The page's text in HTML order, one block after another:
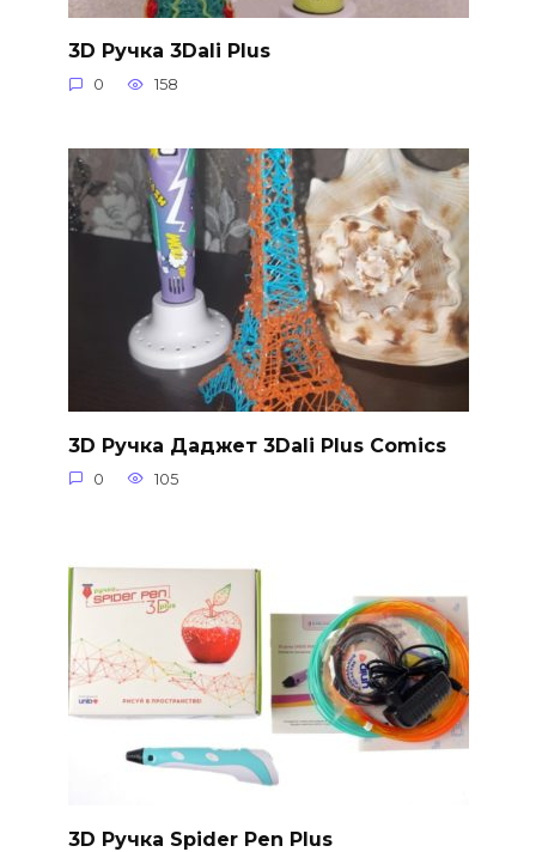
3D Ручка 3Dali Plus
0 158
3D Ручка Даджет 3Dali Plus Comics
0 105
3D Ручка Spider Pen Plus